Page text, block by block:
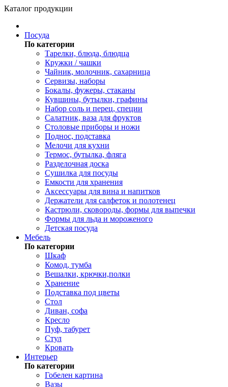
Каталог продукции
Посуда
По категории
Тарелки, блюда, блюдца
Кружки / чашки
Чайник, молочник, сахарница
Сервизы, наборы
Бокалы, фужеры, стаканы
Кувшины, бутылки, графины
Набор соль и перец, специи
Салатник, ваза для фруктов
Столовые приборы и ножи
Поднос, подставка
Мелочи для кухни
Термос, бутылка, фляга
Разделочная доска
Сушилка для посуды
Емкости для хранения
Аксессуары для вина и напитков
Держатели для салфеток и полотенец
Кастрюли, сковороды, формы для выпечки
Формы для льда и мороженого
Детская посуда
Мебель
По категории
Шкаф
Комод, тумба
Вешалки, крючки,полки
Хранение
Подставка под цветы
Стол
Диван, софа
Кресло
Пуф, табурет
Стул
Кровать
Интерьер
По категории
Гобелен картина
Вазы